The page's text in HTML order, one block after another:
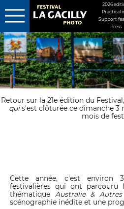
Skip
to
main
content
FIXÉ
2026
Practical
Support
Press
Retour sur la 21e édition du Festival,
quis'est clôturée ce dimanche 3
mois de
Cette année, c'est environ
festivalières qui ont parcouru
thématique Australie & Autres
scénographie inédite et une